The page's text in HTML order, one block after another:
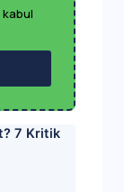
kabul